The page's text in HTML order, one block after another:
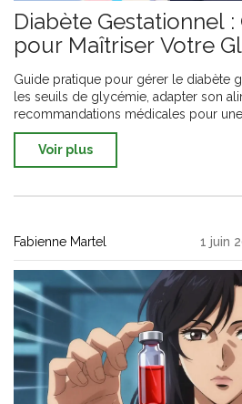
Diabète Gestationnel
pour Maîtriser Votre
Pendant la Grossesse
Guide pratique pour gérer le diabète
les seuils de glycémie, adapter son
recommandations médicales pour
Voir plus
Fabienne Martel 1 juin